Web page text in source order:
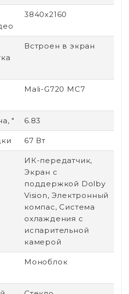
3840x2160
Встроен в экран
Mali-G720 MC7
" 6.83
67 Вт
ИК-передатчик,
Экран с
поддержкой Dolby
Vision, Электронный
компас, Система
охлаждения с
испарительной
камерой
Моноблок